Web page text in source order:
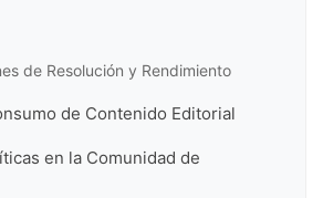
de Resolución y Rendimiento
de Contenido Editorial
en la Comunidad de